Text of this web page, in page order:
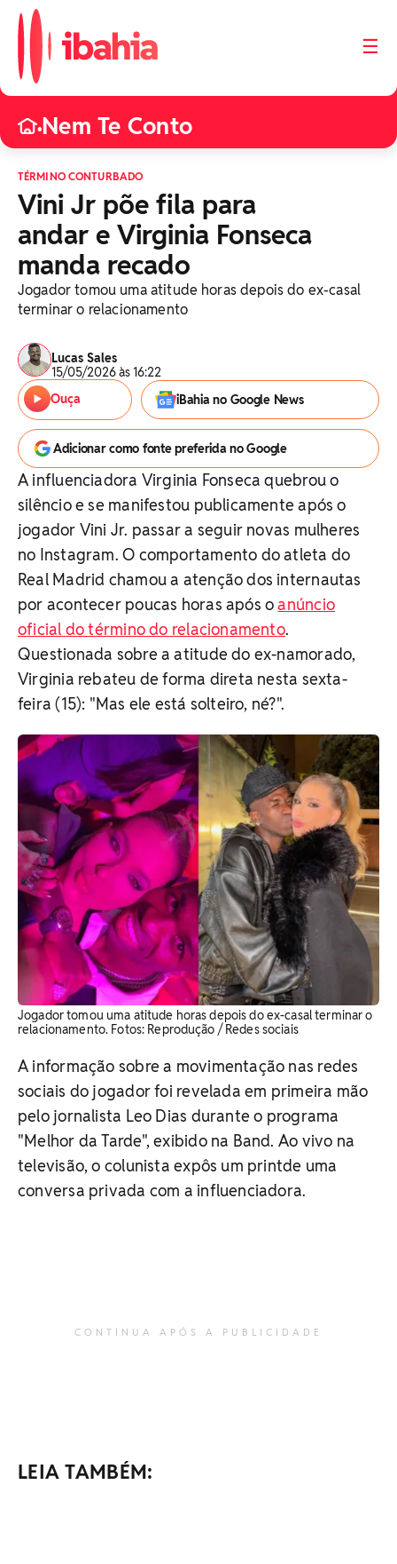
☰
•Nem Te Conto
TÉRMINO CONTURBADO
Vini Jr põe fila para
andar e Virginia Fonseca
manda recado
Jogador tomou uma atitude horas depois do ex-casal
terminar o relacionamento
Lucas Sales
15/05/2026 às 16:22
Ouça
iBahia no Google News
Adicionar como fonte preferida no Google
A influenciadora Virginia Fonseca quebrou o
silêncio e se manifestou publicamente após o
jogador Vini Jr. passar a seguir novas mulheres
no Instagram. O comportamento do atleta do
Real Madrid chamou a atenção dos internautas
por acontecer poucas horas após oanúncio
oficial do término do relacionamento.
Questionada sobre a atitude do ex-namorado,
Virginia rebateu de forma direta nesta sexta-
feira (15): "Mas ele está solteiro, né?".
Jogador tomou uma atitude horas depois do ex-casal terminar o
relacionamento. ​Fotos: Reprodução / Redes sociais
A informação sobre a movimentação nas redes
sociais do jogador foi revelada em primeira mão
pelo jornalista Leo Dias durante o programa
"Melhor da Tarde", exibido na Band. Ao vivo na
televisão, o colunista expôs um printde uma
conversa privada com a influenciadora.
CONTINUA APÓS A PUBLICIDADE
LEIA TAMBÉM: